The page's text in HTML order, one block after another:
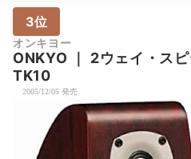
3位
オンキヨー
ONKYO 2ウェイ・ス
TK10
2005/12/05 発売